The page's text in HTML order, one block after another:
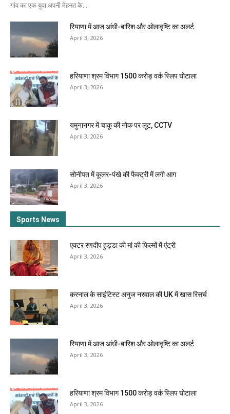
गांव का एक युवा अपनी मेहनत के...
रियाणा में आज आंधी-बारिश और ओलावृष्टि का अलर्ट
April 3, 2026
हरियाणा श्रम विभाग 1500 करोड़ वर्क स्लिप घोटाला
April 3, 2026
यमुनानगर में चाकू की नोक पर लूट, CCTV
April 3, 2026
सोनीपत में कूलर-पंखे की फैक्ट्री में लगी आग
April 3, 2026
Sports News
एक्टर रणदीप हुड्डा की मां की फिल्मों में एंट्री
April 3, 2026
करनाल के साइंटिस्ट अनुज नरवाल की UK में खास रिसर्च
April 3, 2026
रियाणा में आज आंधी-बारिश और ओलावृष्टि का अलर्ट
April 3, 2026
हरियाणा श्रम विभाग 1500 करोड़ वर्क स्लिप घोटाला
April 3, 2026